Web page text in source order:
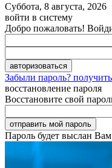
Суббота, 8 августа, 2026
войти в систему
Добро пожаловать!
Забыли пароль?
восстановление пароля
Восстановите свой
Пароль будет выслан